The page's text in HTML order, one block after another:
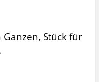
Stück für